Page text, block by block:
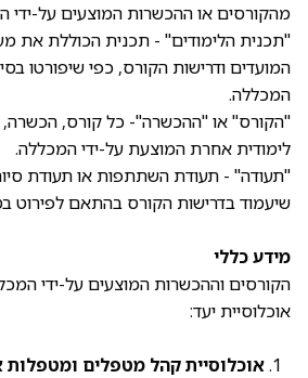
מהקורסים או ההכשרות המוצעים על-ידי
"תכנית הלימודים" - תכנית הכוללת את
המועדים ודרישות הקורס, כפי שיפורטו
המכללה.
"הקורס" או "ההכשרה"- כל קורס, הכשרה,
לימודית אחרת המוצעת על-ידי המכללה.
"תעודה" - תעודת השתתפות או תעודת
שיעמוד בדרישות הקורס בהתאם לפירוט
מידע כללי
הקורסים וההכשרות המוצעים על-ידי
אוכלוסיית יעד:
אוכלוסיית קהל מטפלים